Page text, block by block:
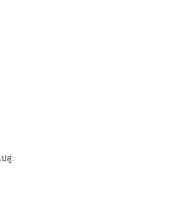
สู่: